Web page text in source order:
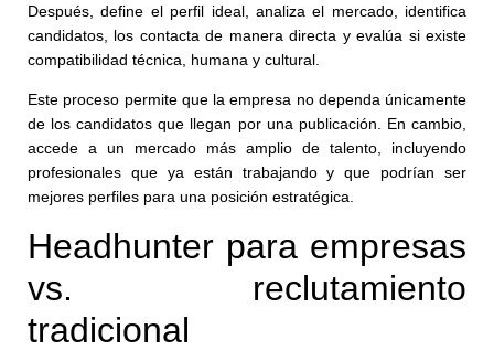
Después, define el perfil ideal, analiza el mercado, identifica
candidatos, los contacta de manera directa y evalúa si existe
compatibilidad técnica, humana y cultural.
Este proceso permite que la empresa no dependa únicamente
de los candidatos que llegan por una publicación. En cambio,
accede a un mercado más amplio de talento, incluyendo
profesionales que ya están trabajando y que podrían ser
mejores perfiles para una posición estratégica.
Headhunter para empresas
vs. reclutamiento
tradicional